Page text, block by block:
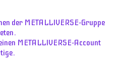
der METALLIVERSE-Gruppe
METALLIVERSE-Account